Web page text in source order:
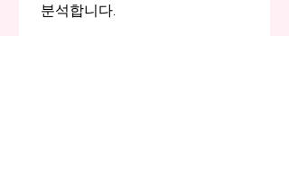
분석합니다.